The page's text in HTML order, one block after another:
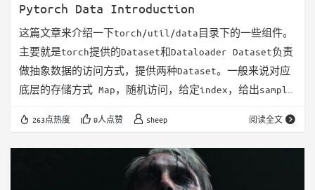
Pytorch Data Introduction
这篇文章来介绍一下torch/util/data目录下的一些组件。
主要就是torch提供的Dataset和Dataloader Dataset负责
做抽象数据的访问方式，提供两种Dataset。一般来说对应
底层的存储方式 Map，随机访问，给定index，给出sample
sample Dataloader负责做数据的读取，包含三个组件
Sampler 负责生成下一个访问的数据的index，给Map类型
的dataset使用 支持一个BatchSam…
263点热度 0人点赞 sheep 阅读全文